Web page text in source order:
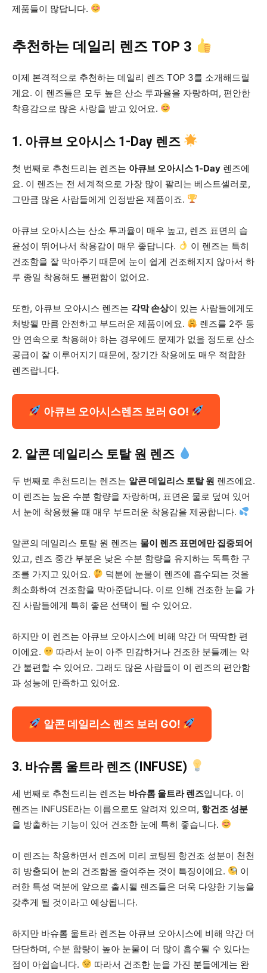
제품들이 많답니다.
추천하는 데일리 렌즈 TOP 3
이제 본격적으로 추천하는 데일리 렌즈 TOP 3를 소개해드릴
게요. 이 렌즈들은 모두 높은 산소 투과율을 자랑하며, 편안한
착용감으로 많은 사랑을 받고 있어요.
1. 아큐브 오아시스 1-Day 렌즈
첫 번째로 추천드리는 렌즈는 아큐브 오아시스 1-Day 렌즈에
요. 이 렌즈는 전 세계적으로 가장 많이 팔리는 베스트셀러로,
그만큼 많은 사람들에게 인정받은 제품이죠.
아큐브 오아시스는 산소 투과율이 매우 높고, 렌즈 표면의 습
윤성이 뛰어나서 착용감이 매우 좋답니다.
이 렌즈는 특히
건조함을 잘 막아주기 때문에 눈이 쉽게 건조해지지 않아서 하
루 종일 착용해도 불편함이 없어요.
또한, 아큐브 오아시스 렌즈는 각막 손상이 있는 사람들에게도
처방될 만큼 안전하고 부드러운 제품이에요.
렌즈를 2주 동
안 연속으로 착용해야 하는 경우에도 문제가 없을 정도로 산소
공급이 잘 이루어지기 때문에, 장기간 착용에도 매우 적합한
렌즈랍니다.
아큐브 오아시스렌즈 보러 GO!
2. 알콘 데일리스 토탈 원 렌즈
두 번째로 추천드리는 렌즈는 알콘 데일리스 토탈 원 렌즈에요.
이 렌즈는 높은 수분 함량을 자랑하며, 표면은 물로 덮여 있어
서 눈에 착용했을 때 매우 부드러운 착용감을 제공합니다.
알콘의 데일리스 토탈 원 렌즈는 물이 렌즈 표면에만 집중되어
있고, 렌즈 중간 부분은 낮은 수분 함량을 유지하는 독특한 구
조를 가지고 있어요.
덕분에 눈물이 렌즈에 흡수되는 것을
최소화하여 건조함을 막아준답니다. 이로 인해 건조한 눈을 가
진 사람들에게 특히 좋은 선택이 될 수 있어요.
하지만 이 렌즈는 아큐브 오아시스에 비해 약간 더 딱딱한 편
이에요.
따라서 눈이 아주 민감하거나 건조한 분들께는 약
간 불편할 수 있어요. 그래도 많은 사람들이 이 렌즈의 편안함
과 성능에 만족하고 있어요.
알콘 데일리스 렌즈 보러 GO!
3. 바슈롬 울트라 렌즈 (INFUSE)
세 번째로 추천드리는 렌즈는 바슈롬 울트라 렌즈입니다. 이
렌즈는 INFUSE라는 이름으로도 알려져 있으며, 항건조 성분
을 방출하는 기능이 있어 건조한 눈에 특히 좋습니다.
이 렌즈는 착용하면서 렌즈에 미리 코팅된 항건조 성분이 천천
히 방출되어 눈의 건조함을 줄여주는 것이 특징이에요.
이
러한 특성 덕분에 앞으로 출시될 렌즈들은 더욱 다양한 기능을
갖추게 될 것이라고 예상됩니다.
하지만 바슈롬 울트라 렌즈는 아큐브 오아시스에 비해 약간 더
단단하며, 수분 함량이 높아 눈물이 더 많이 흡수될 수 있다는
점이 아쉽습니다.
따라서 건조한 눈을 가진 분들에게는 완